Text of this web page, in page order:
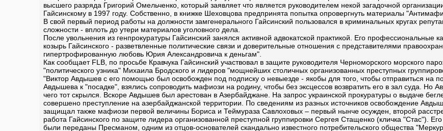
высшего разряда Григорий Омельченко, который заявляет что является руководителем некой загадочной
Гайсинскому в 1997 году. Собственно, в книжке Шеховцова предпринята попытка опровергнуть материалы
В свой первый период работы на должности замгенерального Гайсинский пользовался в криминальных кругах
сложности - вплоть до утери материалов уголовного дела.
После увольнения из генпрокуратуры Гайсинский занялся активной адвокатской практикой. Его профессиональные
козырь Гайсинского - разветвленные политические связи и доверительные отношения с представителями
гипертрофированную любовь Юрия Александровича к деньгам".
Как сообщает FLB, по просьбе Кравчука Гайсинский участвовал в защите руководителя Черноморского морского
"политического узника" Михаила Бродского и лидеров "мощнейших столичных организованных преступных
"Виктор Авдышев с его помощью был освобожден под подписку о невыезде - якобы для того, чтобы отправиться на
Авдышева к "посадке", взялись сопроводить мафиози на родину, чтобы без эксцессов возвратить его в зал суда.
чего тот скрылся. Вскоре Авдышев был арестован в Азербайджане. На запрос украинской прокуратуры о выдаче
совершено преступление на азербайджанской территории. По сведениям из разных источников освобождение
защищал также мафиози первой величины Бориса и Теймураза Савлоховых – первый нынче осужден, второй
работа Гайсинского по защите лидера организованной преступной группировки Сергея Стащенко (кличка "Стас").
были переданы Пресманом, одним из отцов-основателей скандально известного потребительского общества